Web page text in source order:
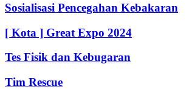
Sosialisasi Pencegahan Kebakaran
[ Kota ] Great Expo 2024
Tes Fisik dan Kebugaran
Tim Rescue